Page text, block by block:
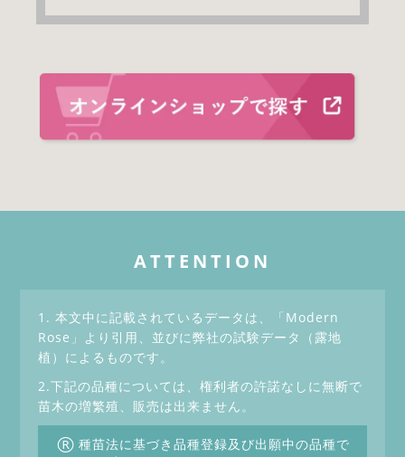
ATTENTION
1. 本文中に記載されているデータは、「Modern
Rose」より引用、並びに弊社の試験データ（露地
植）によるものです。
2.下記の品種については、権利者の許諾なしに無断で
苗木の増繁殖、販売は出来ません。
® 種苗法に基づき品種登録及び出願中の品種で